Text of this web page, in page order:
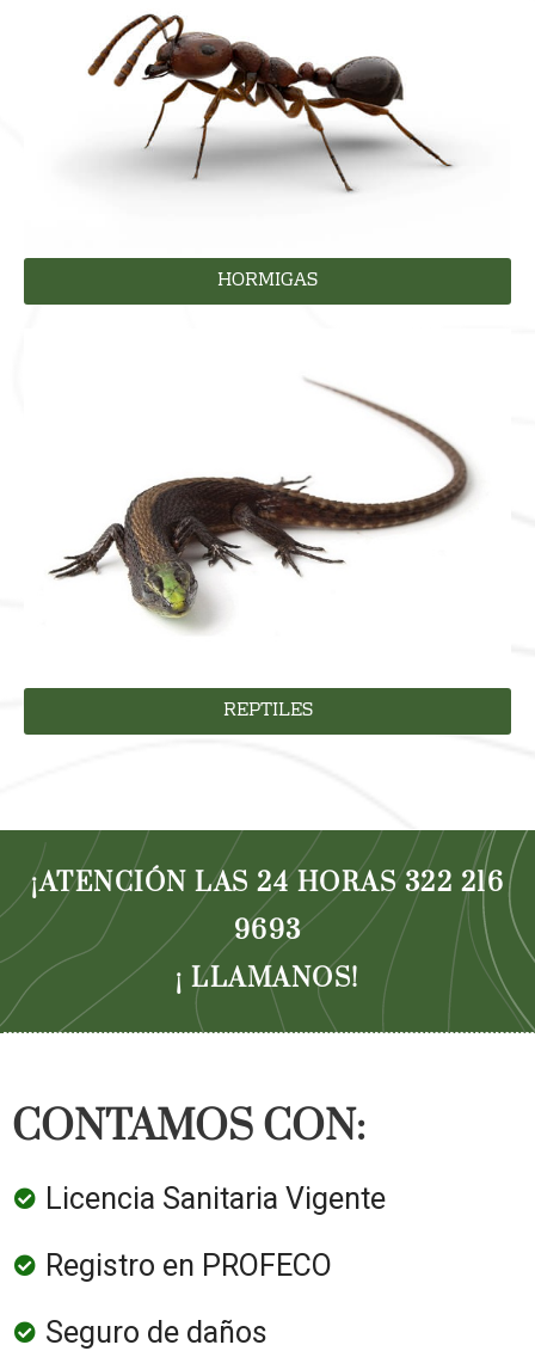
HORMIGAS
REPTILES
¡ATENCIÓN LAS 24 HORAS 322 216
9693
¡ LLAMANOS!
CONTAMOS CON:
Licencia Sanitaria Vigente
Registro en PROFECO
Seguro de daños